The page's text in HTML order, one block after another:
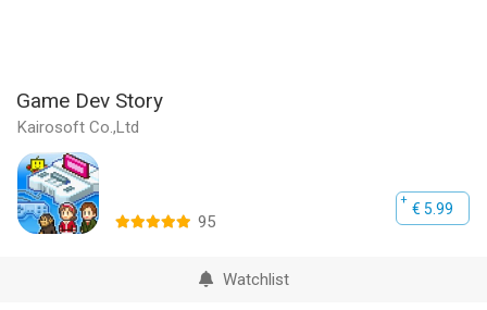
Game Dev Story
Kairosoft Co.,Ltd
€ 5.99
95
Watchlist